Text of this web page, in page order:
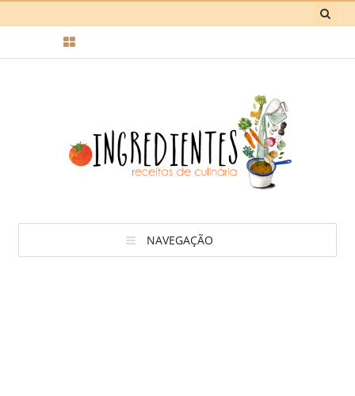
NAVEGAÇÃO